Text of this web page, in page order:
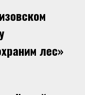
лес»